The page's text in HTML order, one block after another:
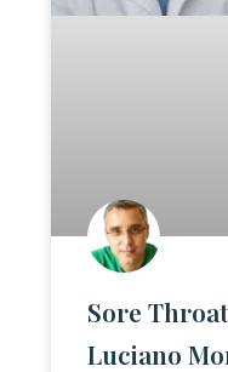
Sore
Luciano